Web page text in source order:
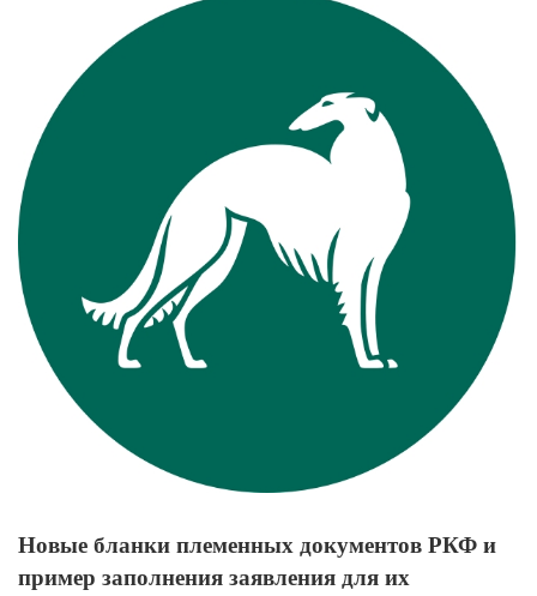
Новые бланки племенных документов РКФ и
пример заполнения заявления для их